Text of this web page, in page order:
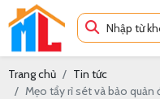
Trang chủ
Tin tức
Mẹo tẩy rỉ sét và bảo quản